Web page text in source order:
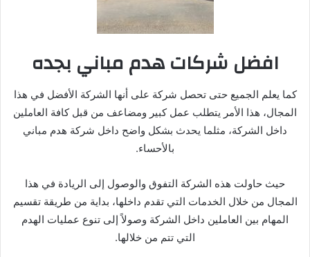
افضل شركات هدم مباني بجده
كما يعلم الجميع حتى تحصل شركة على أنها الشركة الأفضل في هذا
المجال، هذا الأمر يتطلب عمل كبير ومضاعف من قبل كافة العاملين
داخل الشركة، مثلما يحدث بشكل واضح داخل شركة هدم مباني
بالأحساء.
حيث حاولت هذه الشركة التفوق والوصول إلى الريادة في هذا
المجال من خلال الخدمات التي تقدم داخلها، بداية من طريقة تقسيم
المهام بين العاملين داخل الشركة وصولاً إلى تنوع عمليات الهدم
التي تتم من خلالها.